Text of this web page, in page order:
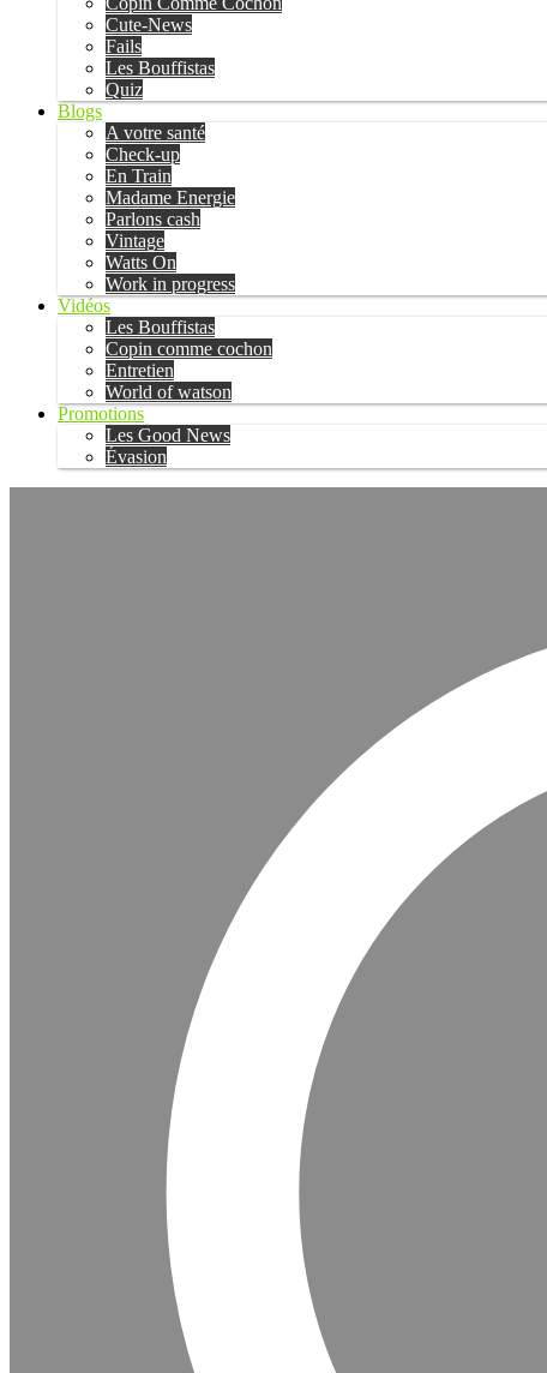
Cute-News
Fails
Les Bouffistas
Quiz
Blogs
A votre santé
Check-up
En Train
Madame Energie
Parlons cash
Vintage
Watts On
Work in progress
Vidéos
Les Bouffistas
Copin comme cochon
Entretien
World of watson
Promotions
Les Good News
Évasion